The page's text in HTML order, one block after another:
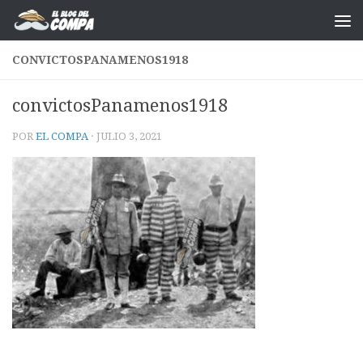
Saltar al contenido
CONVICTOSPANAMENOS1918
convictosPanamenos1918
POR EL COMPA · JULIO 3, 2021